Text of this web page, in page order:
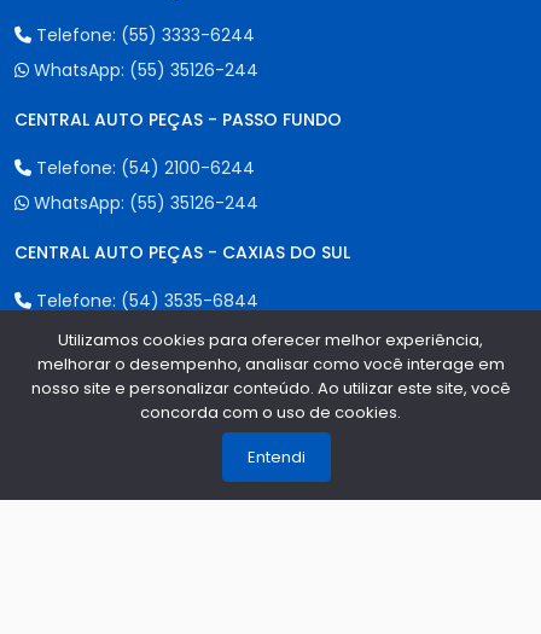
Telefone: (55) 3333-6244
WhatsApp: (55) 35126-244
CENTRAL AUTO PEÇAS - PASSO FUNDO
Telefone: (54) 2100-6244
WhatsApp: (55) 35126-244
CENTRAL AUTO PEÇAS - CAXIAS DO SUL
Telefone: (54) 3535-6844
WhatsApp:(55) 35126-244
CENTRAL AUTO PEÇAS - ERECHIM
(54) 2107-6244
(55) 35126-244
Utilizamos cookies para oferecer melhor experiência,
melhorar o desempenho, analisar como você interage em
nosso site e personalizar conteúdo. Ao utilizar este site, você
concorda com o uso de cookies.
Entendi